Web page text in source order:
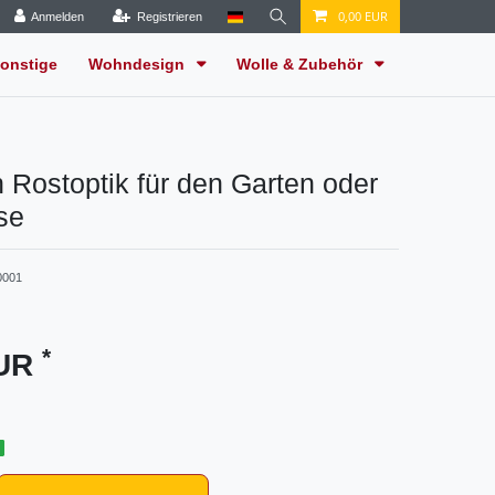
Anmelden Registrieren 0,00 EUR
Wohndesign Wolle & Zubehör
Rostoptik für den Garten oder
*